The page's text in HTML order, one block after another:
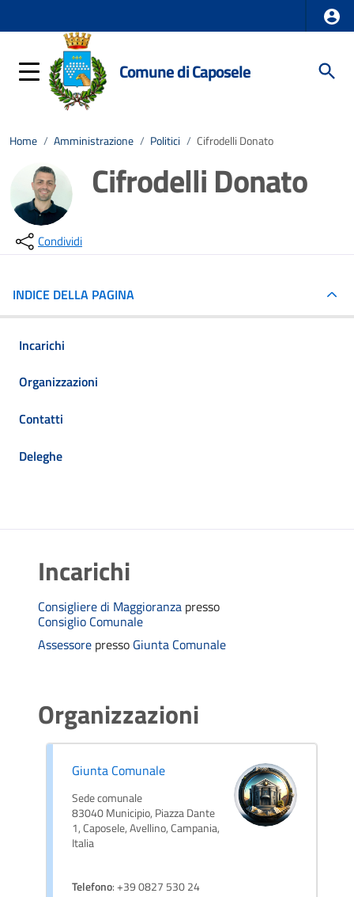
Comune di Caposele
Home / Amministrazione / Politici / Cifrodelli Donato
Cifrodelli Donato
Condividi
INDICE DELLA PAGINA
Incarichi
Organizzazioni
Contatti
Deleghe
Incarichi
Consigliere di Maggioranza presso
Consiglio Comunale
Assessore presso Giunta Comunale
Organizzazioni
Giunta Comunale
Sede comunale
83040 Municipio, Piazza Dante
1, Caposele, Avellino, Campania,
Italia
Telefono: +39 0827 530 24